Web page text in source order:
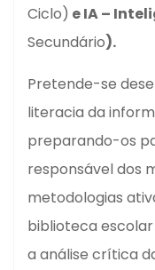
Ciclo) e IA –
Secundário).
Pretende-se
literacia da
preparando-os
responsável dos
metodologias
biblioteca
a análise crítica